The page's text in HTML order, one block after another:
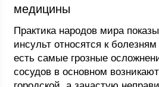
медицины
Практика народов мира
инсульт относятся к
есть самые грозные
сосудов в основном